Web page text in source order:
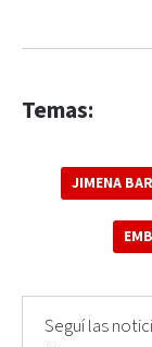
Temas:
JIMENA
Seguí las